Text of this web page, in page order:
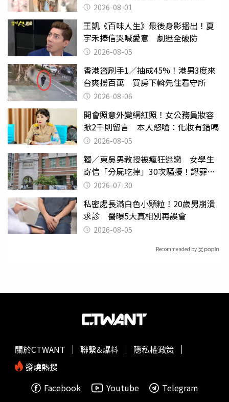
2026-08-01
王凱《百味人生》最後身影播出！夏
宇禾捧信哭喊愛意 劇迷全破防
2026-08-05
香港盜刷手1／抽成45%！港男3度來
台爽撈百萬 買房下斡先住看守所
2026-08-06
開會照意外變網紅照！女公務員妝容
掀2千則留言 本人怒嗆：化妝有錯嗎
2026-08-05
獨／東吳男教授被瘋狂迷戀 女學生
寄信「分屍吃掉」30次騷擾！認罪免
關 2026-07-30
私密處長滿白色小顆粒！20歲男崩潰
求診 醫曝5大真相別再誤會
2026-08-05
Recommended by
關於CTWANT 聯繫&爆料
隱私權政策
發燒熱搜
Facebook
Youtube Telegram